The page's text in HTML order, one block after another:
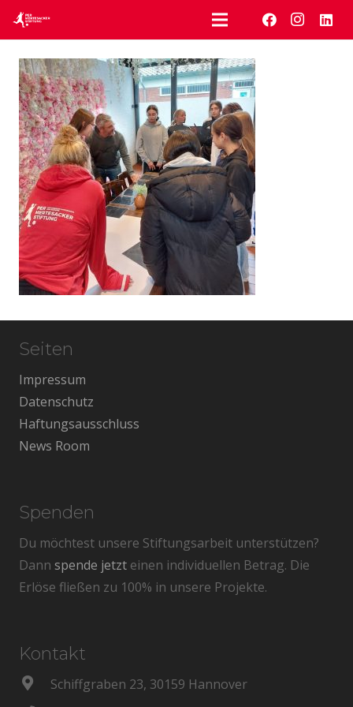
Seiten
Impressum
Datenschutz
Haftungsausschluss
News Room
Spenden
Du möchtest unsere Stiftungsarbeit unterstützen?
Dann spende jetzt einen individuellen Betrag. Die
Erlöse fließen zu 100% in unsere Projekte.
Kontakt
Schiffgraben 23, 30159 Hannover